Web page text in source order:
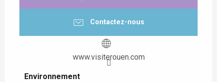
Contactez-nous
www.visiterouen.com
Environnement
Environnement